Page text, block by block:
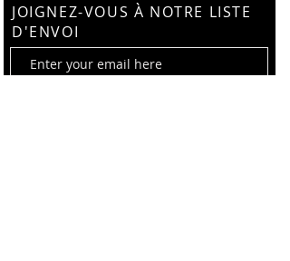
JOIGNEZ-VOUS À NOTRE LISTE
D'ENVOI